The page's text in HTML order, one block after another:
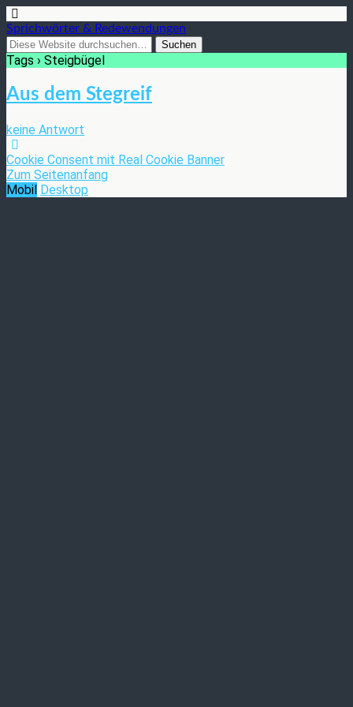
Sprichwörter & Redewendungen
Tags › Steigbügel
Aus dem Stegreif
keine Antwort
Cookie Consent mit Real Cookie Banner
Zum Seitenanfang
Mobil Desktop